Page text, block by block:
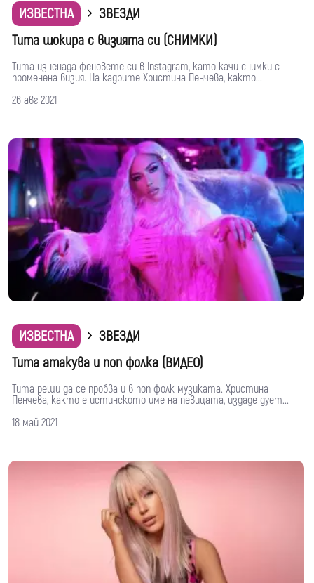
ИЗВЕСТНА
ЗВЕЗДИ
Тита шокира с визията си (СНИМКИ)
Тита изненада феновете си в Instagram, като качи снимки с
променена визия. На кадрите Христина Пенчева, както...
26 авг 2021
ИЗВЕСТНА
ЗВЕЗДИ
Тита атакува и поп фолка (ВИДЕО)
Тита реши да се пробва и в поп фолк музиката. Христина
Пенчева, както е истинското име на певицата, издаде дует...
18 май 2021